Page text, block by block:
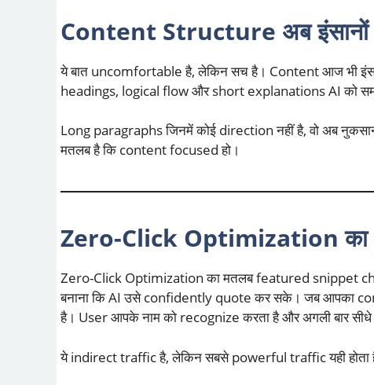
Content Structure अब इंसानों
ये बात uncomfortable है, लेकिन सच है। Content आज भी
headings, logical flow और short explanations AI को
Long paragraphs जिनमें कोई direction नहीं है, वो अब
मतलब है कि content focused हो।
Zero-Click Optimization
Zero-Click Optimization का मतलब featured snippet
बनाना कि AI उसे confidently quote कर सके। जब आपका
है। User आपके नाम को recognize करता है और अगली बार
ये indirect traffic है, लेकिन सबसे powerful traffic यही होता